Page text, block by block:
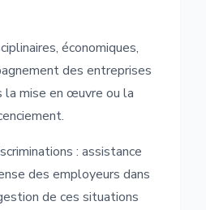
économiques,
des entreprises
la mise en œuvre ou la
: assistance
des employeurs dans
de ces situations